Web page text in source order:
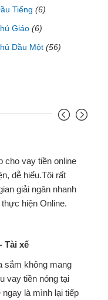
Tiếng (6)
Giáo (6)
Dầu Một (56)
cho vay tiền online
dễ hiểu.Tôi rất
giải ngân nhanh
hiện Online.
Tài xế
sắm không mang
vay tiền nóng tại
ngay là mình lại tiếp